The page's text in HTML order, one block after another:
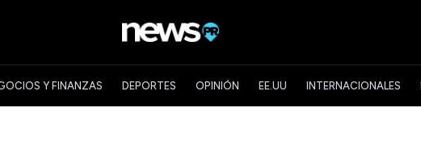
Y FINANZAS DEPORTES OPINIÓN EE.UU INTERNACIONALES